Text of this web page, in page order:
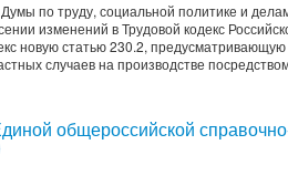
по труду, социальной политике и
изменений в Трудовой кодекс
новую статью 230.2,
случаев на производстве
общероссийской